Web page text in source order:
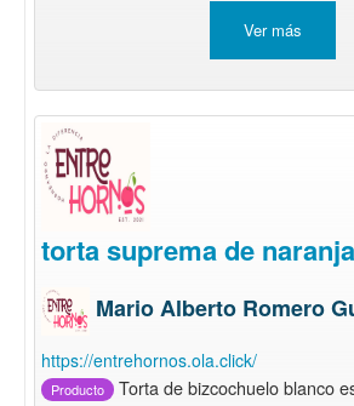
Ver más
torta suprema de naranja
Mario Alberto Romero
https://entrehornos.ola.click/
Producto
Torta de bizcochuelo blanco